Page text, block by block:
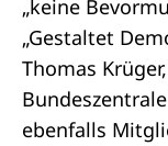
„keine
„Gestaltet
Thomas
ebenfalls